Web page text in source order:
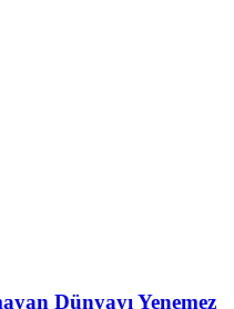
Dünyayı Yenemez